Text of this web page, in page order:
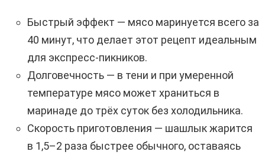
Быстрый эффект — мясо маринуется всего за
40 минут, что делает этот рецепт идеальным
для экспресс-пикников.
Долговечность — в тени и при умеренной
температуре мясо может храниться в
маринаде до трёх суток без холодильника.
Скорость приготовления — шашлык жарится
в 1,5–2 раза быстрее обычного, оставаясь